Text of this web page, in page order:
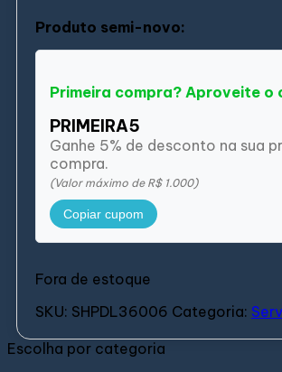
Produto semi-novo:
Primeira compra? Aproveite o
PRIMEIRA5
Ganhe 5% de desconto na sua
compra.
(Valor máximo de R$ 1.000)
Copiar cupom
Fora de estoque
SKU: SHPDL36006 Categoria:
Escolha por categoria